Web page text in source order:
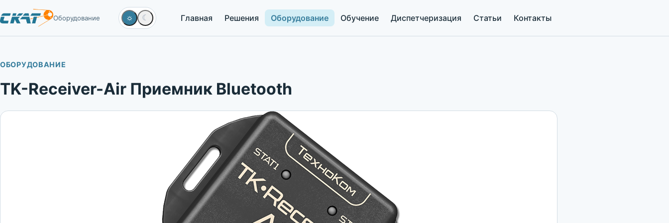
Оборудование ☼ ☾ Главная Решения Оборудование Обучение Диспетчеризация Статьи Контакты
ОБОРУДОВАНИЕ
TK-Receiver-Air Приемник Bluetooth